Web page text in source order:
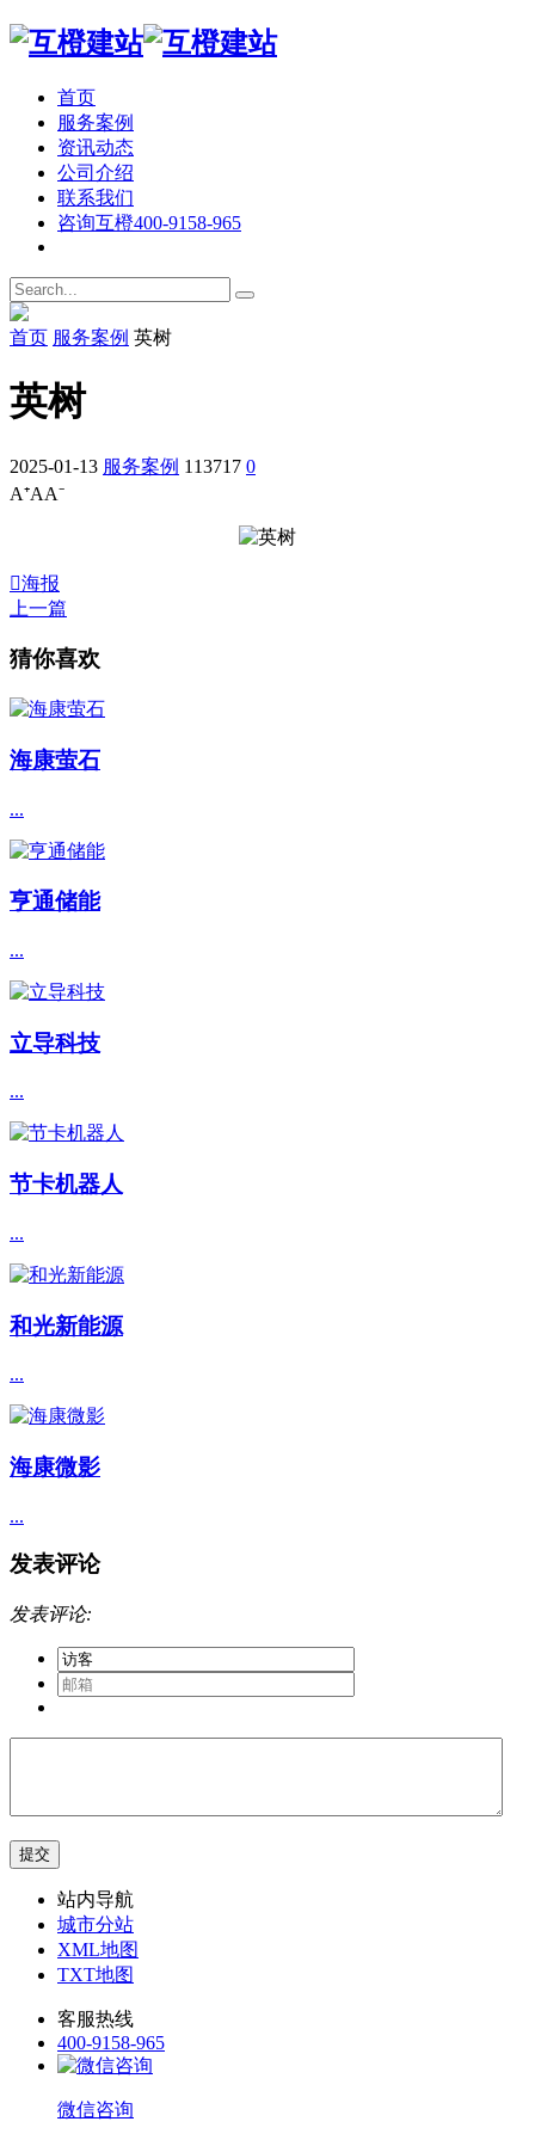
首页
服务案例
资讯动态
公司介绍
联系我们
咨询互橙400-9158-965
首页 服务案例 英树
英树
2025-01-13 服务案例 113717 0
A⁺AA⁻
海报
上一篇
猜你喜欢
海康萤石
...
亨通储能
...
立导科技
...
节卡机器人
...
和光新能源
...
海康微影
...
发表评论
发表评论:
站内导航
城市分站
XML地图
TXT地图
客服热线
400-9158-965
微信咨询